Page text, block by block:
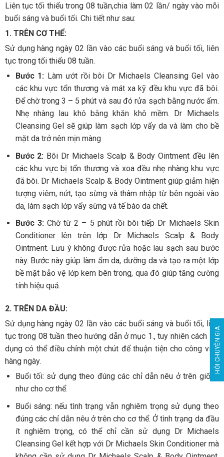
Liên tục tối thiểu trong 08 tuần,chia làm 02 lần/ ngày vào mỗi
buổi sáng và buổi tối. Chi tiết như sau:
1. TRÊN CƠ THỂ:
Sử dụng hàng ngày 02 lần vào các buổi sáng và buổi tối, liên
tục trong tối thiểu 08 tuần.
Bước 1: Làm ướt rồi bôi Dr Michaels Cleansing Gel vào
các khu vực tổn thương và mát xa kỹ đều khu vực đã bôi.
Để chờ trong 3 – 5 phút và sau đó rửa sạch bằng nước ấm.
Nhẹ nhàng lau khô bằng khăn khô mềm. Dr Michaels
Cleansing Gel sẽ giúp làm sạch lớp vẩy da và làm cho bề
mặt da trở nên mịn màng
Bước 2: Bôi Dr Michaels Scalp & Body Ointment đều lên
các khu vực bị tổn thương và xoa đều nhẹ nhàng khu vực
đã bôi. Dr Michaels Scalp & Body Ointment giúp giảm hiện
tượng viêm, nứt, tạo sừng và thâm nhập từ bên ngoài vào
da, làm sạch lớp vẩy sừng và tế bào da chết.
Bước 3: Chờ từ 2 – 5 phút rồi bôi tiếp Dr Michaels Skin
Conditioner lên trên lớp Dr Michaels Scalp & Body
Ointment. Lưu ý không được rửa hoặc lau sạch sau bước
này. Bước này giúp làm ẩm da, dưỡng da và tạo ra một lớp
bề mặt bảo vệ lớp kem bên trong, qua đó giúp tăng cường
tính hiệu quả.
2. TRÊN DA ĐẦU:
Sử dụng hàng ngày 02 lần vào các buổi sáng và buổi tối, liên
tục trong 08 tuần theo hướng dẫn ở mục 1., tuy nhiên cách sử
dụng có thể điều chỉnh một chút để thuận tiện cho công việc
hàng ngày.
Buổi tối: sử dụng theo đúng các chỉ dẫn nêu ở trên giống
như cho cơ thể.
Buổi sáng: nếu tình trạng vẫn nghiêm trọng sử dụng theo
đúng các chỉ dẫn nêu ở trên cho cơ thể. Ở tình trạng da đầu
ít nghiêm trọng, có thể chỉ cần sử dụng Dr Michaels
Cleansing Gel kết hợp với Dr Michaels Skin Conditioner mà
HỎI CHUYÊN GIA